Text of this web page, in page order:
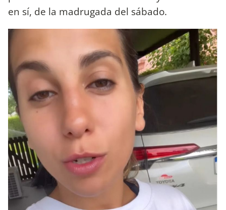
en sí, de la madrugada del sábado.